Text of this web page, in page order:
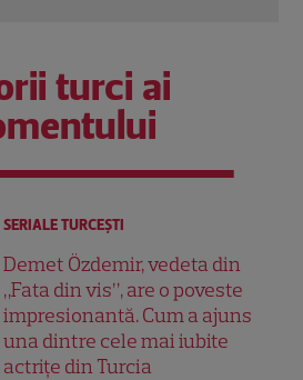
turci ai
SERIALE TURCEŞTI
Demet Özdemir, vedeta din
„Fata din vis”, are o poveste
impresionantă. Cum a ajuns
una dintre cele mai iubite
actrițe din Turcia